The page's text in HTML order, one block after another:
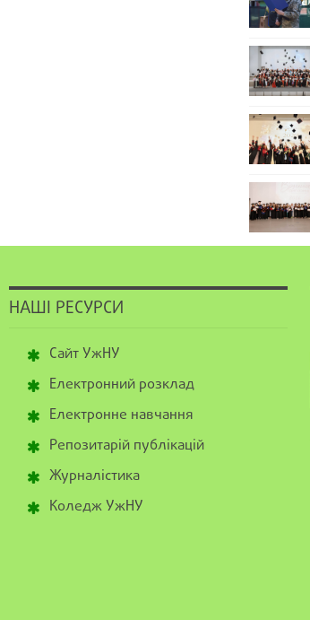
НАШІ РЕСУРСИ
Сайт УжНУ
Електронний розклад
Електронне навчання
Репозитарій публікацій
Журналістика
Коледж УжНУ